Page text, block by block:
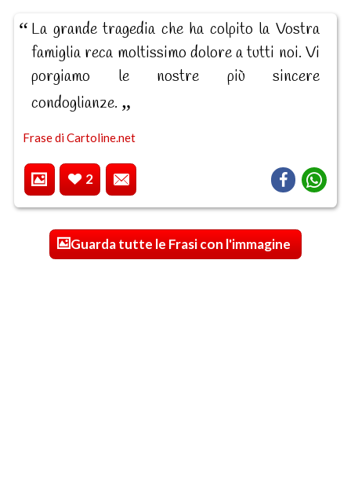
La grande tragedia che ha colpito la Vostra
famiglia reca moltissimo dolore a tutti noi. Vi
porgiamo le nostre più sincere
condoglianze.
Frase di Cartoline.net
2
Guarda tutte le Frasi con l'immagine